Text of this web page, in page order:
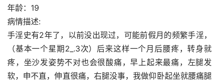
年龄：19
病情描述:
手淫史有2年了，以前没出现过，可能前假月的频繁手淫，
（基本一个星期2_.3次）后来这样一个月后腰疼，转身就
疼，坐沙发姿势不对也会很酸痛，早上起来最痛，左腿发
软，申不直，伸直很痛，右腿没事，我做仰卧起坐就腰痛腿